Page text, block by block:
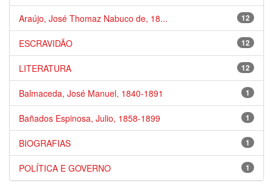
12
Araújo, José Thomaz Nabuco de, 18...
12
ESCRAVIDÃO
12
LITERATURA
1
Balmaceda, José Manuel, 1840-1891
1
Bañados Espinosa, Julio, 1858-1899
1
BIOGRAFIAS
1
POLÍTICA E GOVERNO